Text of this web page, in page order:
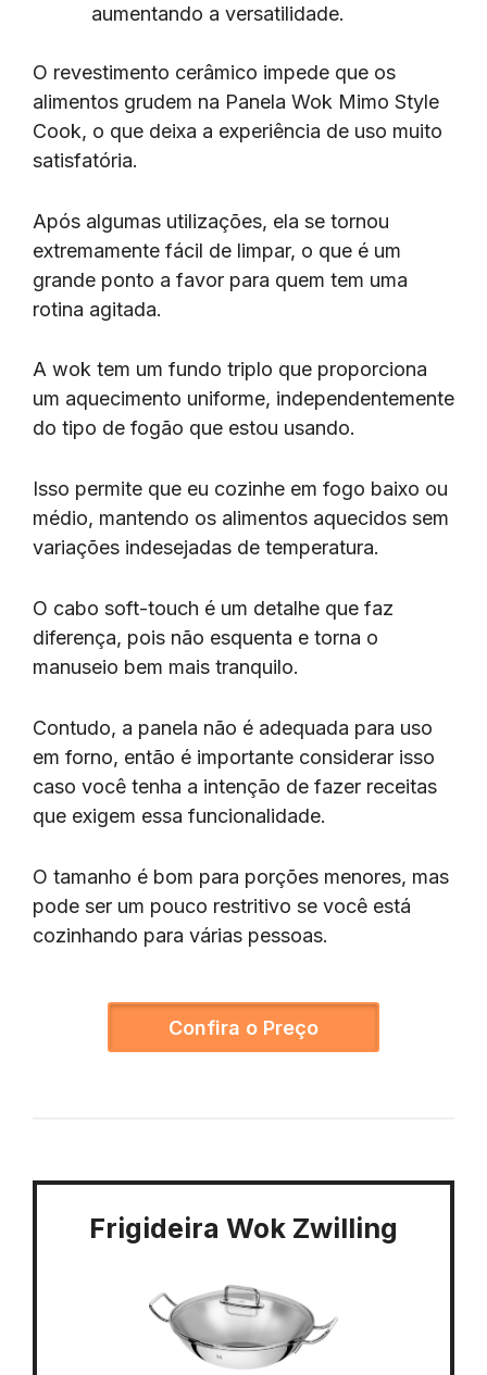
aumentando a versatilidade.
O revestimento cerâmico impede que os
alimentos grudem na Panela Wok Mimo Style
Cook, o que deixa a experiência de uso muito
satisfatória.
Após algumas utilizações, ela se tornou
extremamente fácil de limpar, o que é um
grande ponto a favor para quem tem uma
rotina agitada.
A wok tem um fundo triplo que proporciona
um aquecimento uniforme, independentemente
do tipo de fogão que estou usando.
Isso permite que eu cozinhe em fogo baixo ou
médio, mantendo os alimentos aquecidos sem
variações indesejadas de temperatura.
O cabo soft-touch é um detalhe que faz
diferença, pois não esquenta e torna o
manuseio bem mais tranquilo.
Contudo, a panela não é adequada para uso
em forno, então é importante considerar isso
caso você tenha a intenção de fazer receitas
que exigem essa funcionalidade.
O tamanho é bom para porções menores, mas
pode ser um pouco restritivo se você está
cozinhando para várias pessoas.
Confira o Preço
Frigideira Wok Zwilling